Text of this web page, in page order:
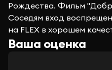
Рождества. Фильм
Соседям вход
на FLEX в хорошем
Ваша оценка